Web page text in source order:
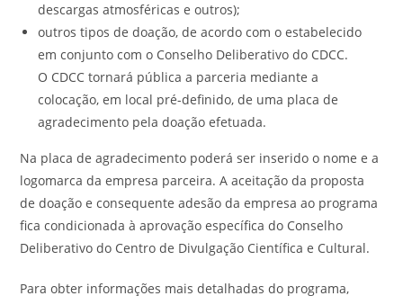
descargas atmosféricas e outros);
outros tipos de doação, de acordo com o estabelecido
em conjunto com o Conselho Deliberativo do CDCC.
O CDCC tornará pública a parceria mediante a
colocação, em local pré-definido, de uma placa de
agradecimento pela doação efetuada.
Na placa de agradecimento poderá ser inserido o nome e a
logomarca da empresa parceira. A aceitação da proposta
de doação e consequente adesão da empresa ao programa
fica condicionada à aprovação específica do Conselho
Deliberativo do Centro de Divulgação Científica e Cultural.
Para obter informações mais detalhadas do programa,